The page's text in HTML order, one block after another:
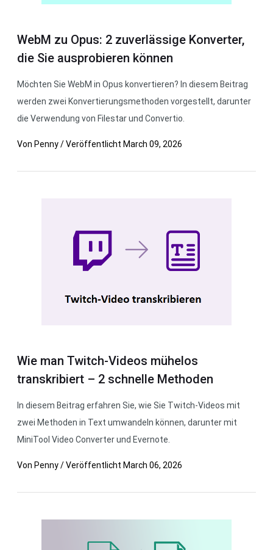
WebM zu Opus: 2 zuverlässige Konverter,
die Sie ausprobieren können
Möchten Sie WebM in Opus konvertieren? In diesem Beitrag
werden zwei Konvertierungsmethoden vorgestellt, darunter
die Verwendung von Filestar und Convertio.
Von Penny/Veröffentlicht March 09, 2026
Wie man Twitch-Videos mühelos
transkribiert – 2 schnelle Methoden
In diesem Beitrag erfahren Sie, wie Sie Twitch-Videos mit
zwei Methoden in Text umwandeln können, darunter mit
MiniTool Video Converter und Evernote.
Von Penny/Veröffentlicht March 06, 2026